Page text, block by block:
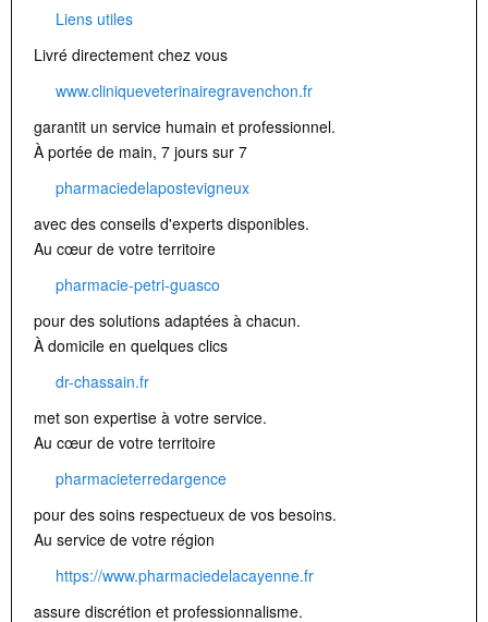
Liens utiles
Livré directement chez vous
www.cliniqueveterinairegravenchon.fr
garantit un service humain et professionnel.
À portée de main, 7 jours sur 7
pharmaciedelapostevigneux
avec des conseils d'experts disponibles.
Au cœur de votre territoire
pharmacie-petri-guasco
pour des solutions adaptées à chacun.
À domicile en quelques clics
dr-chassain.fr
met son expertise à votre service.
Au cœur de votre territoire
pharmacieterredargence
pour des soins respectueux de vos besoins.
Au service de votre région
https://www.pharmaciedelacayenne.fr
assure discrétion et professionnalisme.